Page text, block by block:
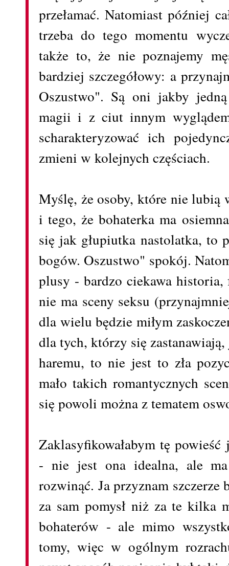
przełamać. Natomiast później
trzeba do tego momentu
także to, że nie poznajemy
bardziej szczegółowy: a
Oszustwo". Są oni jakby
magii i z ciut innym
scharakteryzować ich
zmieni w kolejnych częściach.
Myślę, że osoby, które nie lubią
i tego, że bohaterka ma
się jak głupiutka nastolatka,
bogów. Oszustwo" spokój.
plusy - bardzo ciekawa
nie ma sceny seksu
dla wielu będzie miłym
dla tych, którzy się
haremu, to nie jest to zła
mało takich romantycznych
się powoli można z tematem
Zaklasyfikowałabym tę powieść
- nie jest ona idealna, ale
rozwinąć. Ja przyznam szczerze
za sam pomysł niż za te kilka
bohaterów - ale mimo
tomy, więc w ogólnym